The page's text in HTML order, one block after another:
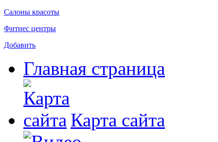
Салоны красоты
Фитнес центры
Добавить
Главная страница
Карта сайта